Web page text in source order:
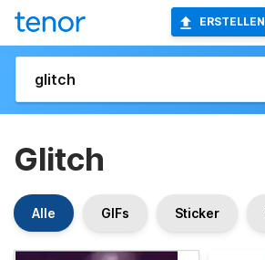
ERSTELLEN
Glitch
Alle GIFs Sticker